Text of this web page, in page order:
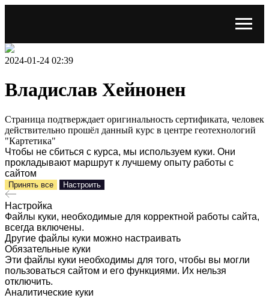
2024-01-24 02:39
Владислав Хейнонен
Страница подтверждает оригинальность сертификата, человек
действительно прошёл данный курс в центре геотехнологий
"Картетика"
Чтобы не сбиться с курса, мы используем куки. Они
прокладывают маршрут к лучшему опыту работы с
сайтом
Принять все Настроить
Настройка
Файлы куки, необходимые для корректной работы сайта,
всегда включены.
Другие файлы куки можно настраивать
Обязательные куки
Эти файлы куки необходимы для того, чтобы вы могли
пользоваться сайтом и его функциями. Их нельзя
отключить.
Аналитические куки